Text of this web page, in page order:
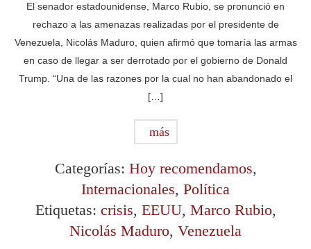
El senador estadounidense, Marco Rubio, se pronunció en
rechazo a las amenazas realizadas por el presidente de
Venezuela, Nicolás Maduro, quien afirmó que tomaría las armas
en caso de llegar a ser derrotado por el gobierno de Donald
Trump. “Una de las razones por la cual no han abandonado el
[…]
más
Categorías: Hoy recomendamos,
Internacionales, Política
Etiquetas: crisis, EEUU, Marco Rubio,
Nicolás Maduro, Venezuela